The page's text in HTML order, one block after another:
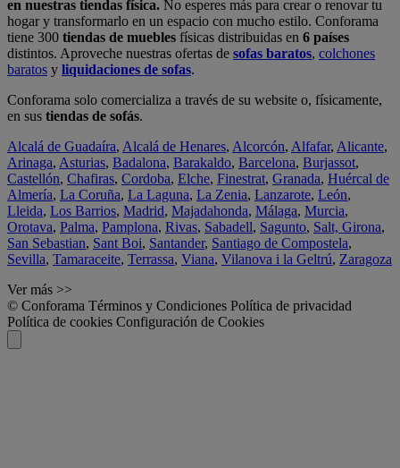
en nuestras tiendas física. No esperes más para crear o renovar tu
hogar y transformarlo en un espacio con mucho estilo. Conforama
tiene 300 tiendas de muebles físicas distribuidas en 6 países
distintos. Aproveche nuestras ofertas de sofas baratos, colchones
baratos y liquidaciones de sofas.
Conforama solo comercializa a través de su website o, físicamente,
en sus tiendas de sofás.
Alcalá de Guadaíra, Alcalá de Henares, Alcorcón, Alfafar, Alicante,
Arinaga, Asturias, Badalona, Barakaldo, Barcelona, Burjassot,
Castellón, Chafiras, Cordoba, Elche, Finestrat, Granada, Huércal de
Almería, La Coruña, La Laguna, La Zenia, Lanzarote, León,
Lleida, Los Barrios, Madrid, Majadahonda, Málaga, Murcia,
Orotava, Palma, Pamplona, Rivas, Sabadell, Sagunto, Salt, Girona,
San Sebastian, Sant Boi, Santander, Santiago de Compostela,
Sevilla, Tamaraceite, Terrassa, Viana, Vilanova i la Geltrú, Zaragoza
Ver más >>
© Conforama Términos y Condiciones Política de privacidad
Política de cookies Configuración de Cookies